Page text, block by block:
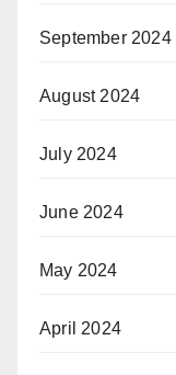
September 2024
August 2024
July 2024
June 2024
May 2024
April 2024